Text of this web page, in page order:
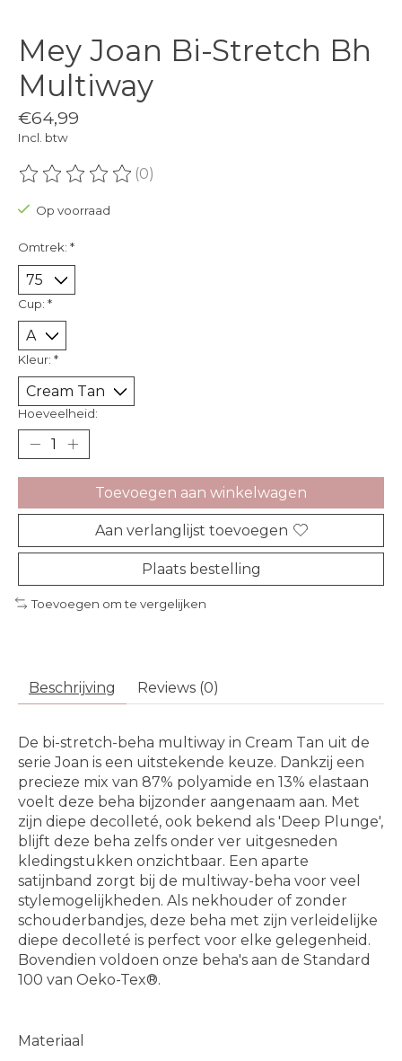
Mey Joan Bi-Stretch Bh
Multiway
€64,99
Incl. btw
De beoordeling van dit product is
(0)
Op voorraad
Omtrek: *
Cup: *
Kleur: *
Hoeveelheid:
Toevoegen aan winkelwagen
Aan verlanglijst toevoegen
Plaats bestelling
Toevoegen om te vergelijken
Beschrijving Reviews (0)
De bi-stretch-beha multiway in Cream Tan uit de
serie Joan is een uitstekende keuze. Dankzij een
precieze mix van 87% polyamide en 13% elastaan
voelt deze beha bijzonder aangenaam aan. Met
zijn diepe decolleté, ook bekend als 'Deep Plunge',
blijft deze beha zelfs onder ver uitgesneden
kledingstukken onzichtbaar. Een aparte
satijnband zorgt bij de multiway-beha voor veel
stylemogelijkheden. Als nekhouder of zonder
schouderbandjes, deze beha met zijn verleidelijke
diepe decolleté is perfect voor elke gelegenheid.
Bovendien voldoen onze beha's aan de Standard
100 van Oeko-Tex®.
Materiaal